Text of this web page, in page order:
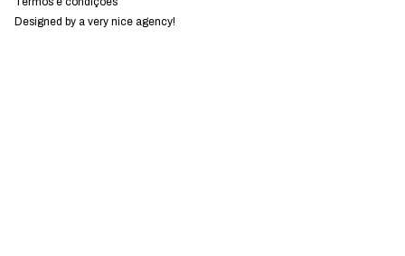
Designed by a very nice agency!